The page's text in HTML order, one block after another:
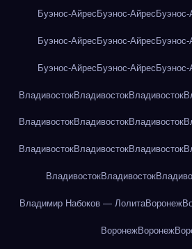
Буэнос-Айрес Буэнос-Айрес Буэнос-
Буэнос-Айрес Буэнос-Айрес Буэнос-
Буэнос-Айрес Буэнос-Айрес Буэнос-
ВладивостокВладивостокВладивосток
ВладивостокВладивостокВладивосток
ВладивостокВладивостокВладивосток
ВладивостокВладивосток
Владимир Набоков — ЛолитаВоронеж
ВоронежВоронеж